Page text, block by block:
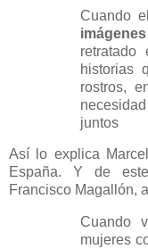
Cuando
imágenes
historias
rostros,
juntos
Así lo explica
España. Y de
Francisco Magallón,
Cuando
mujeres